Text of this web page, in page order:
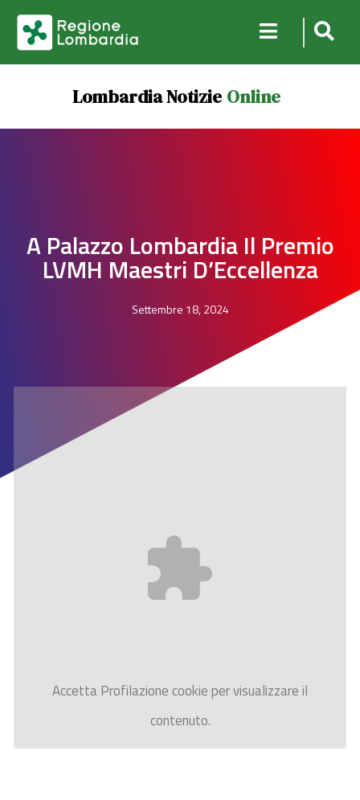
Lombardia Notizie Online
A Palazzo Lombardia Il Premio
LVMH Maestri D’Eccellenza
Settembre 18, 2024
AccettaProfilazionecookie per visualizzare il
contenuto.